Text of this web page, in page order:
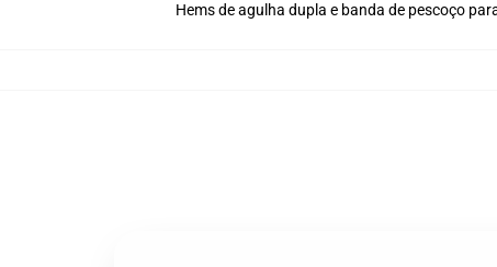
Hems de agulha dupla e banda de pescoço